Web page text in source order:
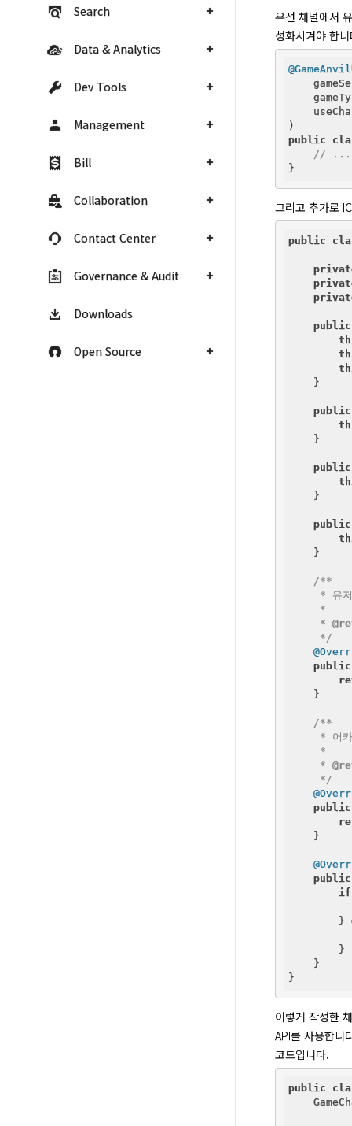
Search
Data & Analytics
Dev Tools
Management
Bill
Collaboration
Contact Center
Governance & Audit
Downloads
Open Source
우선 채널에서
성화시켜야 합
public
//
그리고 추가로
public
public
    }
public
    }
public
    }
public
    }
/**
* 유
     *
     *
     */
public
    }
/**
* 어카
     *
     *
     */
public
    }
public
if
        }
        }
    }
이렇게 작성한
API를 사용합니
코드입니다.
public